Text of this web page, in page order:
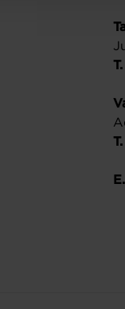
T.
T.
E.